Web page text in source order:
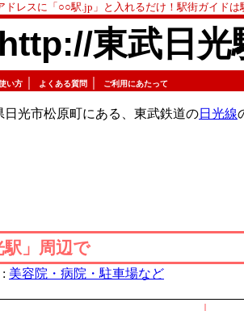
ドレスに「○○駅.jp」と入れるだけ！駅街ガイド
http://東武日光
い方 よくある質問 ご利用にあたって
日光市松原町にある、東武鉄道の日光線
駅」周辺で
: 美容院・病院・駐車場など